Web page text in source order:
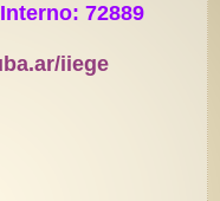
72889
iiege